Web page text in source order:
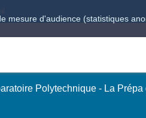
mesure d'audience (statistiques
Polytechnique - La